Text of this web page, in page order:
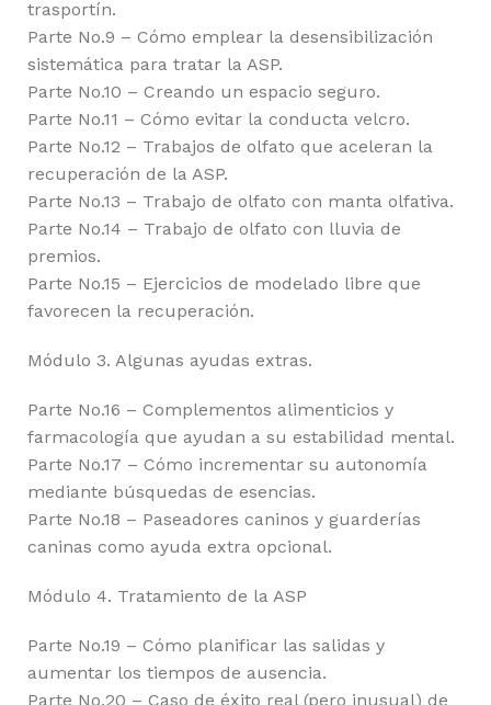
trasportín.
Parte No.9 – Cómo emplear la desensibilización
sistemática para tratar la ASP.
Parte No.10 – Creando un espacio seguro.
Parte No.11 – Cómo evitar la conducta velcro.
Parte No.12 – Trabajos de olfato que aceleran la
recuperación de la ASP.
Parte No.13 – Trabajo de olfato con manta olfativa.
Parte No.14 – Trabajo de olfato con lluvia de
premios.
Parte No.15 – Ejercicios de modelado libre que
favorecen la recuperación.
Módulo 3. Algunas ayudas extras.
Parte No.16 – Complementos alimenticios y
farmacología que ayudan a su estabilidad mental.
Parte No.17 – Cómo incrementar su autonomía
mediante búsquedas de esencias.
Parte No.18 – Paseadores caninos y guarderías
caninas como ayuda extra opcional.
Módulo 4. Tratamiento de la ASP
Parte No.19 – Cómo planificar las salidas y
aumentar los tiempos de ausencia.
Parte No.20 – Caso de éxito real (pero inusual) de